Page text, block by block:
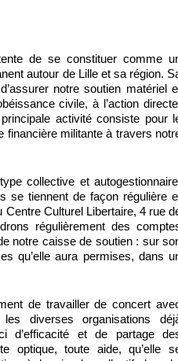
de se constituer comme
autour de Lille et sa région.
notre soutien matériel
civile, à l’action
activité consiste pour
financière militante à travers
collective et
se tiennent de façon régulière
Centre Culturel Libertaire, 4 rue
régulièrement des
notre caisse de soutien : sur
qu’elle aura permises, dans
de travailler de concert
diverses organisations
d’efficacité et de partage
optique, toute aide, qu’elle